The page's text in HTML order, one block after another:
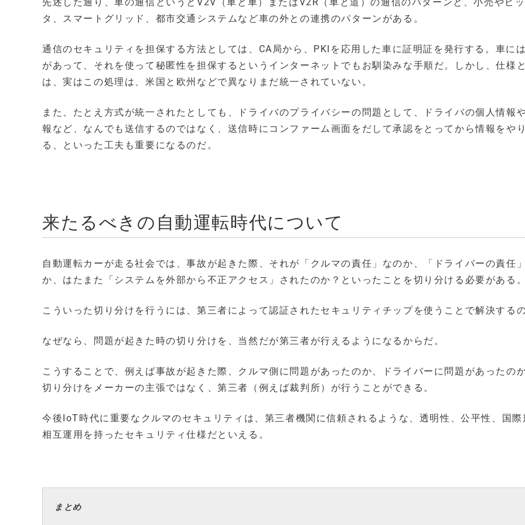
タ、スマートグリッド、都市交通システムなど車の外との連携のパターンがある。
通信のセキュリティを担保する方法としては、CA局から、PKIを応用した車に証明証を発行する。車に
があって、それを使って秘匿性を担保するというインターネットでもお馴染みな手順だ。しかし、仕様
は、実はこの処理は、米国と欧州などで異なりまだ統一されていない。
また、たとえ方式が統一されたとしても、ドライバのプライバシーの問題として、ドライバの個人情報
報など、なんでも送信するのではなく、送信時にコンファーム画面をだして承認をとってから情報をや
る、といった工夫も重要になるのだ。
来たるべきの自動運転時代について
自動運転カーが走る社会では、事故が起きた際、それが「クルマの責任」なのか、「ドライバーの責任
か、はたまた「システムを外部から不正アクセス」されたのか？といったことを切り分ける必要がある。
こういった切り分けを行うには、第三者によって認証されたセキュリティチップを使うことで解決するの
なぜなら、問題が起きた時の切り分けを、当然だが第三者が行えるようになるからだ。
こうすることで、例えば事故が起きた際、クルマ側に問題があったのか、ドライバーに問題があったの
切り分けをメーカーの主張ではなく、第三者（例えば裁判所）が行うことができる。
今後IoT時代に重要なクルマのセキュリティは、第三者機関に信頼されるような、透明性、公平性、国際
相互運用を持ったセキュリティ仕様だといえる。
まとめ